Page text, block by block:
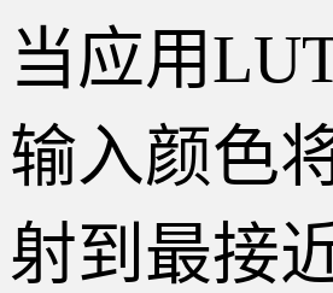
当应用
输入颜色
射到最接